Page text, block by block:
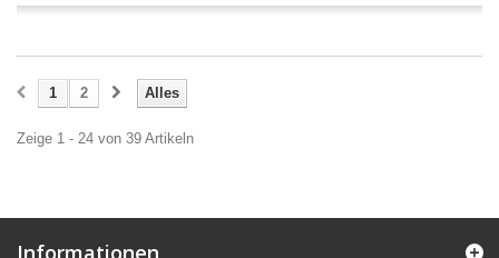
Alles
1 2
Zeige 1 - 24 von 39 Artikeln